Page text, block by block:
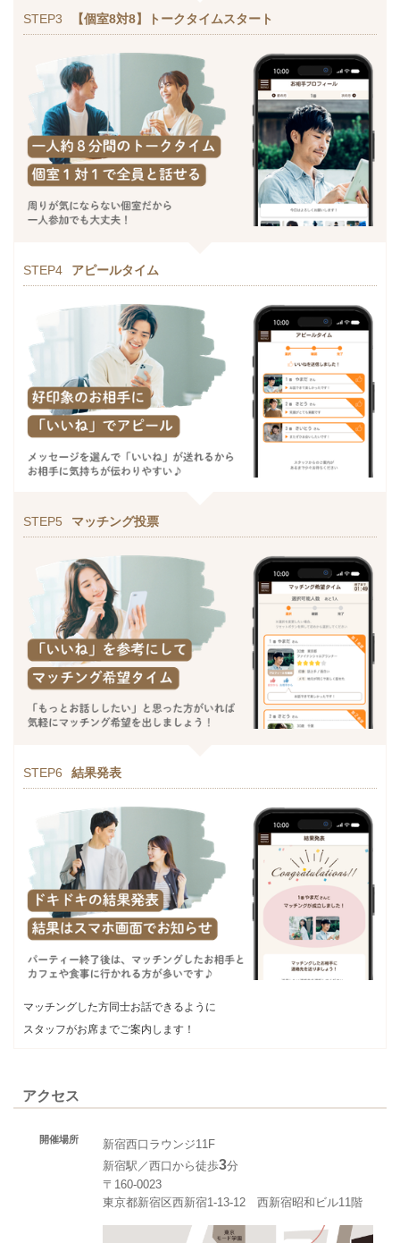
STEP3 【個室8対8】トークタイムスタート
STEP4 アピールタイム
STEP5 マッチング投票
STEP6 結果発表
マッチングした方同士お話できるように
スタッフがお席までご案内します！
アクセス
開催場所
新宿西口ラウンジ11F
新宿駅／西口から徒歩3分
〒160-0023
東京都新宿区西新宿1-13-12 西新宿昭和ビル11階